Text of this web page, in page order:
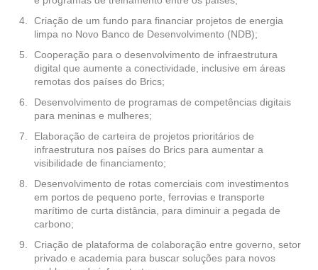
Criação de um fundo para financiar projetos de energia
limpa no Novo Banco de Desenvolvimento (NDB);
Cooperação para o desenvolvimento de infraestrutura
digital que aumente a conectividade, inclusive em áreas
remotas dos países do Brics;
Desenvolvimento de programas de competências digitais
para meninas e mulheres;
Elaboração de carteira de projetos prioritários de
infraestrutura nos países do Brics para aumentar a
visibilidade de financiamento;
Desenvolvimento de rotas comerciais com investimentos
em portos de pequeno porte, ferrovias e transporte
marítimo de curta distância, para diminuir a pegada de
carbono;
Criação de plataforma de colaboração entre governo, setor
privado e academia para buscar soluções para novos